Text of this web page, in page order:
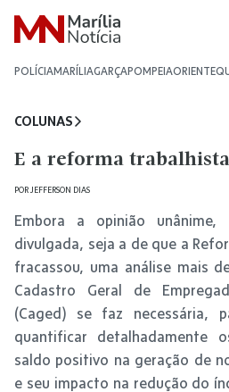
POLÍCIAMARÍLIAGARÇAPOMPEIAORIENTE
COLUNAS
E a reforma
POR JEFFERSON DIAS
Embora a opinião
divulgada, seja a de que a
fracassou, uma análise mais
Cadastro Geral de
(Caged) se faz necessária,
quantificar detalhadamente
saldo positivo na geração de
e seu impacto na redução do